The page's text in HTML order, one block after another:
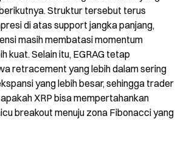
Struktur tersebut terus
di atas support jangka panjang,
masih membatasi momentum
kuat. Selain itu, EGRAG tetap
retracement yang lebih dalam sering
yang lebih besar, sehingga trader
XRP bisa mempertahankan
breakout menuju zona Fibonacci yang